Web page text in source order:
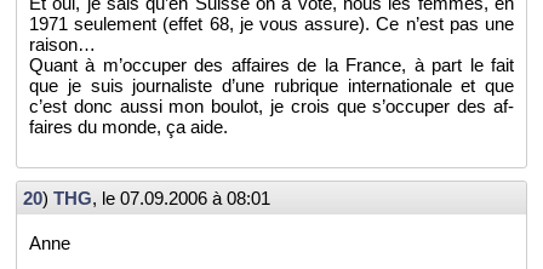
1971 seule­ment (effet 68, je vous as­sure). Ce n’est pas une
rai­son…
Quant à m’oc­cu­per des af­faires de la France, à part le fait
que je suis jour­na­liste d’une ru­brique in­ter­na­tio­nale et que
c’est donc aussi mon bou­lot, je crois que s’oc­cu­per des af­
faires du monde, ça aide.
20) THG, le 07.09.2006 à 08:01
Anne